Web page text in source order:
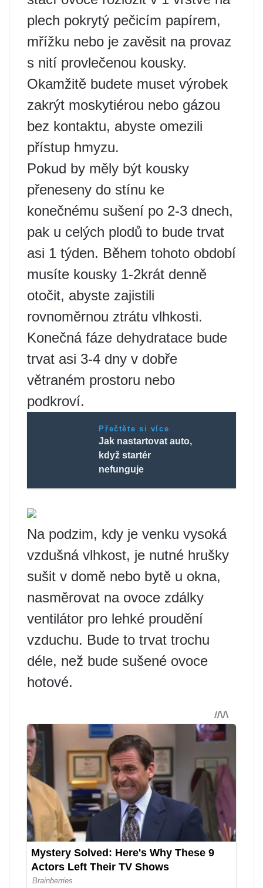
plech pokrytý pečicím papírem,
mřížku nebo je zavěsit na provaz
s nití provlečenou kousky.
Okamžitě budete muset výrobek
zakrýt moskytiérou nebo gázou
bez kontaktu, abyste omezili
přístup hmyzu.
Pokud by měly být kousky
přeneseny do stínu ke
konečnému sušení po 2-3 dnech,
pak u celých plodů to bude trvat
asi 1 týden. Během tohoto období
musíte kousky 1-2krát denně
otočit, abyste zajistili
rovnoměrnou ztrátu vlhkosti.
Konečná fáze dehydratace bude
trvat asi 3-4 dny v dobře
větraném prostoru nebo
podkroví.
Přečtěte si více
Jak nastartovat auto,
když startér
nefunguje
Na podzim, kdy je venku vysoká
vzdušná vlhkost, je nutné hrušky
sušit v domě nebo bytě u okna,
nasměrovat na ovoce zdálky
ventilátor pro lehké proudění
vzduchu. Bude to trvat trochu
déle, než bude sušené ovoce
hotové.